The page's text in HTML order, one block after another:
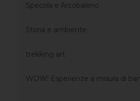
Specola e Arcobaleno
Storia e ambiente
trekking art
WOW! Esperienze a misura di